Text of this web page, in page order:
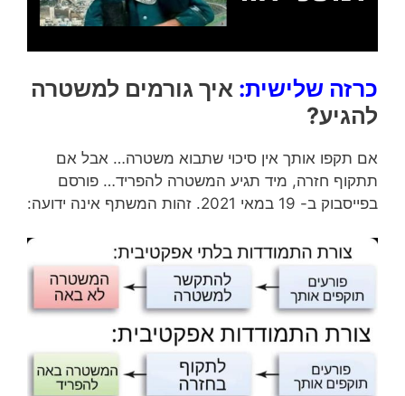
כרזה שלישית: איך גורמים למשטרה
להגיע?
אם תקפו אותך אין סיכוי שתבוא משטרה… אבל אם
תתקוף חזרה, מיד תגיע המשטרה להפריד… פורסם
בפייסבוק ב- 19 במאי 2021. זהות המשתף אינה ידועה: